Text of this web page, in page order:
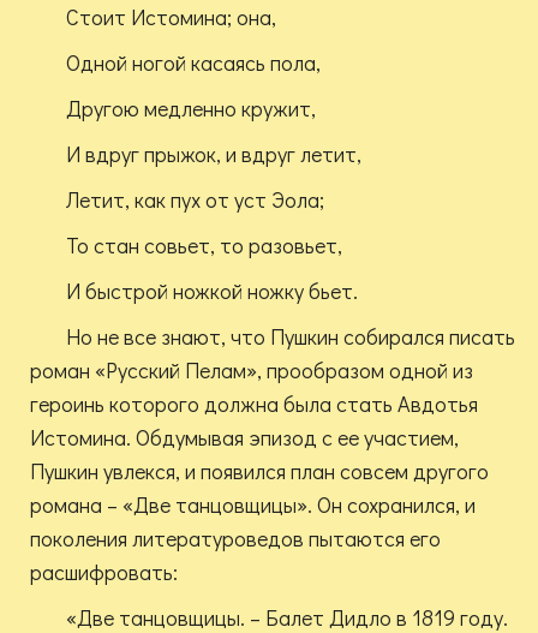
Стоит Истомина; она,
Одной ногой касаясь пола,
Другою медленно кружит,
И вдруг прыжок, и вдруг летит,
Летит, как пух от уст Эола;
То стан совьет, то разовьет,
И быстрой ножкой ножку бьет.
Но не все знают, что Пушкин собирался писать
роман «Русский Пелам», прообразом одной из
героинь которого должна была стать Авдотья
Истомина. Обдумывая эпизод с ее участием,
Пушкин увлекся, и появился план совсем другого
романа – «Две танцовщицы». Он сохранился, и
поколения литературоведов пытаются его
расшифровать:
«Две танцовщицы. – Балет Дидло в 1819 году.